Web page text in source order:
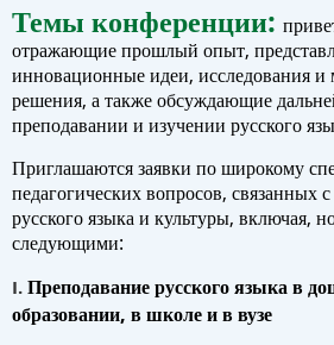
Темы конференции:
отражающие прошлый опыт,
инновационные идеи, исследования и
решения, а также обсуждающие
преподавании и изучении русского
Приглашаются заявки по широкому
педагогических вопросов, связанных
русского языка и культуры, включая,
следующими:
I.Преподавание русского языка в
образовании, в школе и в вузе